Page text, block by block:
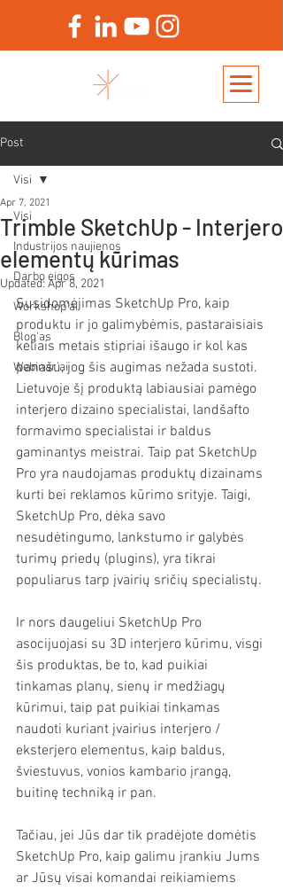
Post
Visi
Industrijos naujienos
Darbo eigos
Workshop'ai
Blog'as
Webinar'ai
Visi
Trimble SketchUp - Interjero
elementų kūrimas
Apr 7, 2021
Updated: Apr 8, 2021
Susidomėjimas SketchUp Pro, kaip
produktu ir jo galimybėmis, pastaraisiais
keliais metais stipriai išaugo ir kol kas
panašu, jog šis augimas nežada sustoti.
Lietuvoje šį produktą labiausiai pamėgo
interjero dizaino specialistai, landšafto
formavimo specialistai ir baldus
gaminantys meistrai. Taip pat SketchUp
Pro yra naudojamas produktų dizainams
kurti bei reklamos kūrimo srityje. Taigi,
SketchUp Pro, dėka savo
nesudėtingumo, lankstumo ir galybės
turimų priedų (plugins), yra tikrai
populiarus tarp įvairių sričių specialistų.
Ir nors daugeliui SketchUp Pro
asocijuojasi su 3D interjero kūrimu, visgi
šis produktas, be to, kad puikiai
tinkamas planų, sienų ir medžiagų
kūrimui, taip pat puikiai tinkamas
naudoti kuriant įvairius interjero /
eksterjero elementus, kaip baldus,
šviestuvus, vonios kambario įrangą,
buitinę techniką ir pan.
Tačiau, jei Jūs dar tik pradėjote domėtis
SketchUp Pro, kaip galimu įrankiu Jums
ar Jūsų visai komandai reikiamiems